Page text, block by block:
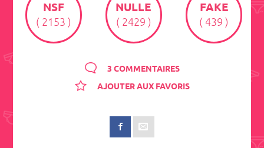
NSF
( 2153 )
NULLE
( 2429 )
FAKE
( 439 )
3 COMMENTAIRES
AJOUTER AUX FAVORIS